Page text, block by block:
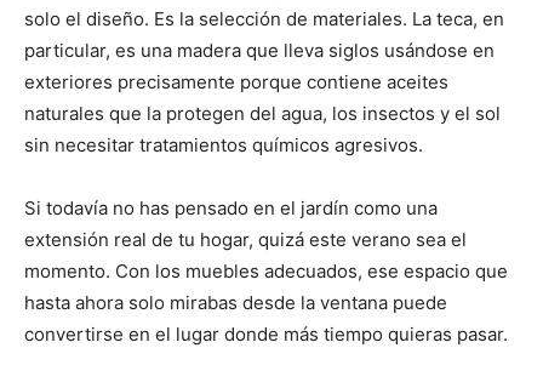
solo el diseño. Es la selección de materiales. La teca, en
particular, es una madera que lleva siglos usándose en
exteriores precisamente porque contiene aceites
naturales que la protegen del agua, los insectos y el sol
sin necesitar tratamientos químicos agresivos.
Si todavía no has pensado en el jardín como una
extensión real de tu hogar, quizá este verano sea el
momento. Con los muebles adecuados, ese espacio que
hasta ahora solo mirabas desde la ventana puede
convertirse en el lugar donde más tiempo quieras pasar.